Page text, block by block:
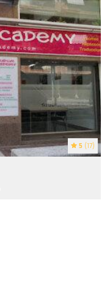
5 (17)